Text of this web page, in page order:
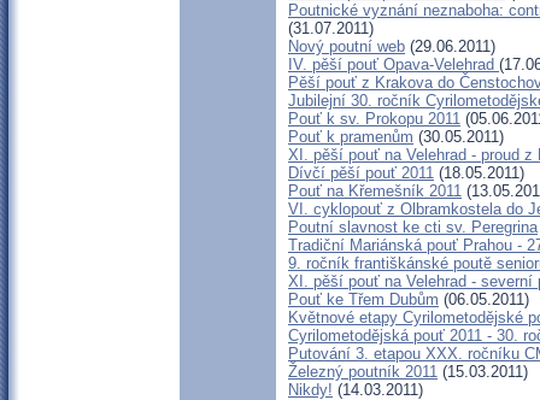
Poutnické vyznání neznaboha:
(31.07.2011)
Nový poutní web (29.06.2011)
IV. pěší pouť Opava-Velehrad
Pěší pouť z Krakova do
Jubilejní 30. ročník
Pouť k sv. Prokopu 2011
Pouť k pramenům (30.05.2011)
XI. pěší pouť na Velehrad - proud z
Dívčí pěší pouť 2011 (18.05.2011)
Pouť na Křemešník 2011
VI. cyklopouť z Olbramkostela do
Poutní slavnost ke cti sv. Peregrina
Tradiční Mariánská pouť Prahou -
9. ročník františkánské poutě
XI. pěší pouť na Velehrad - severní
Pouť ke Třem Dubům (06.05.2011)
Květnové etapy Cyrilometodějské
Cyrilometodějská pouť 2011 - 30.
Putování 3. etapou XXX. ročníku
Železný poutník 2011 (15.03.2011)
Nikdy! (14.03.2011)